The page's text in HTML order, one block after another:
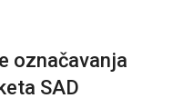
označavanja
SAD